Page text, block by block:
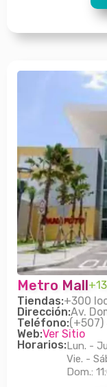
Metro Mall
Tiendas:+300
Dirección:Av.
Teléfono:(+507)
Web:Ver Sitio
Horarios:Lun. -
Vie. -
Dom.: